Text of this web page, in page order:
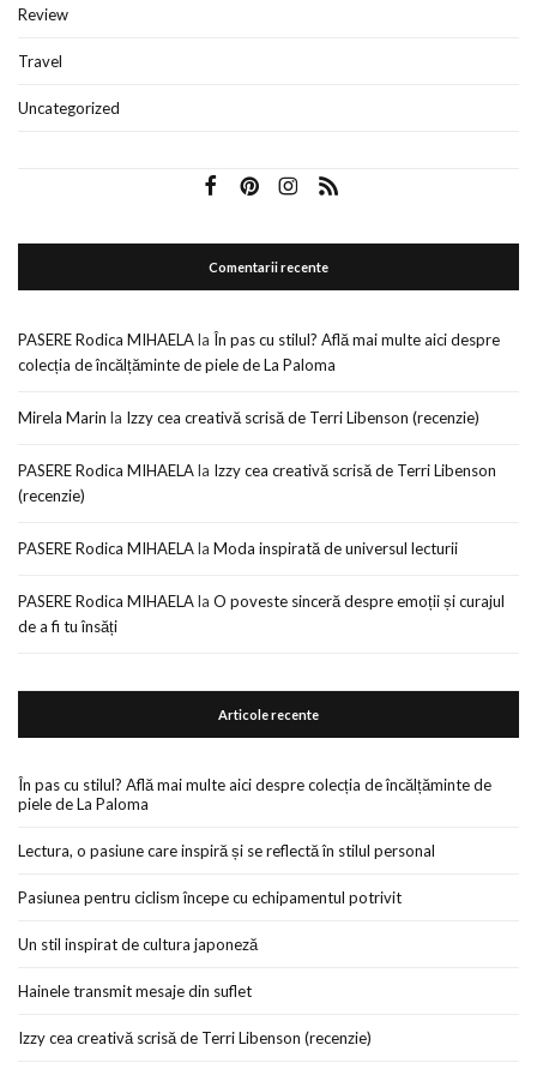
Review
Travel
Uncategorized
Comentarii recente
PASERE Rodica MIHAELAla În pas cu stilul? Află mai multe aici despre
colecția de încălțăminte de piele de La Paloma
Mirela Marin la Izzy cea creativă scrisă de Terri Libenson (recenzie)
PASERE Rodica MIHAELAla Izzy cea creativă scrisă de Terri Libenson
(recenzie)
PASERE Rodica MIHAELAla Moda inspirată de universul lecturii
PASERE Rodica MIHAELAla O poveste sinceră despre emoții și curajul
de a fi tu însăți
Articole recente
În pas cu stilul? Află mai multe aici despre colecția de încălțăminte de
piele de La Paloma
Lectura, o pasiune care inspiră și se reflectă în stilul personal
Pasiunea pentru ciclism începe cu echipamentul potrivit
Un stil inspirat de cultura japoneză
Hainele transmit mesaje din suflet
Izzy cea creativă scrisă de Terri Libenson (recenzie)